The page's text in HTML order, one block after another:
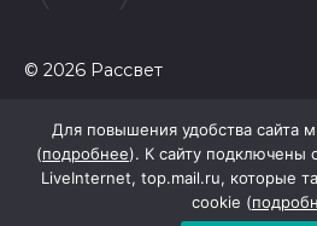
© 2026 Рассвет
Для повышения удобства сайта
(подробнее). К сайту подключены
LiveInternet, top.mail.ru, которые
cookie (